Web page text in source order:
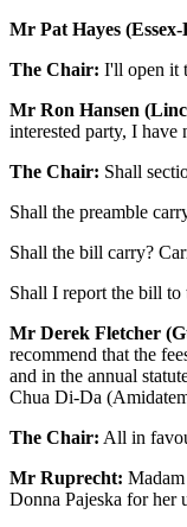
Mr Pat Hayes
The Chair: I'll open it
Mr Ron Hansen
interested party, I
The Chair: Shall
Shall the preamble
Shall the bill carry?
Shall I report the bill to
Mr Derek Fletcher
recommend that the
and in the annual
Chua Di-Da
The Chair: All in
Mr Ruprecht:
Donna Pajeska for her